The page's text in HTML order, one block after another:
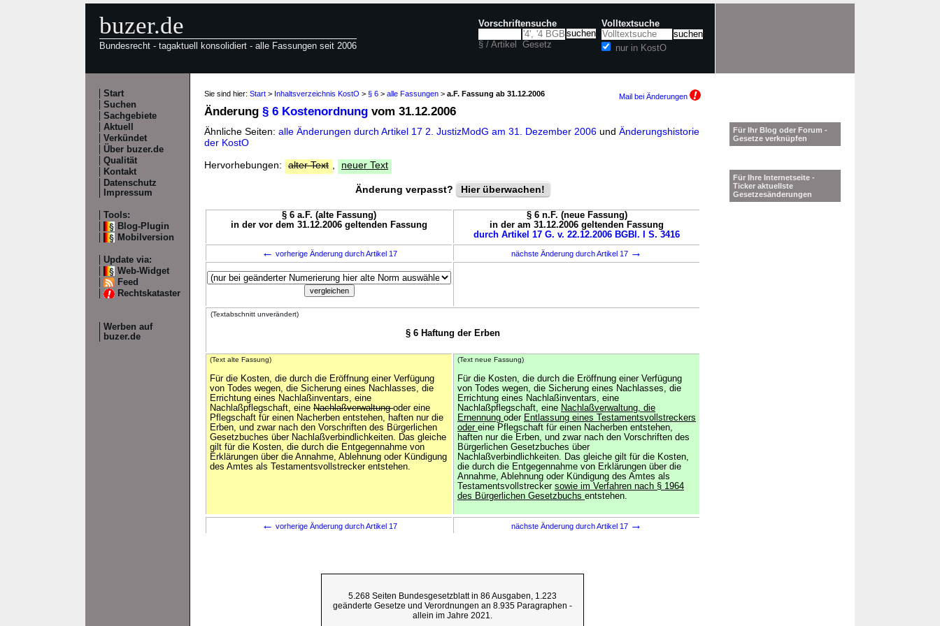
buzer.de
Bundesrecht - tagaktuell konsolidiert - alle Fassungen seit 2006
Vorschriftensuche
§ / Artikel Gesetz
Volltextsuche
nur in KostO
Start
Suchen
Sachgebiete
Aktuell
Verkündet
Über buzer.de
Qualität
Kontakt
Datenschutz
Impressum
Tools:
Blog-Plugin
Mobilversion
Update via:
Web-Widget
Feed
Rechtskataster
Werben auf
buzer.de
Sie sind hier: Start > Inhaltsverzeichnis KostO > § 6 > alle Fassungen > a.F. Fassung ab 31.12.2006 Mail bei Änderungen
Änderung § 6 Kostenordnung vom 31.12.2006
Ähnliche Seiten: alle Änderungen durch Artikel 17 2. JustizModG am 31. Dezember 2006 und Änderungshistorie
der KostO
Hervorhebungen:
alter Text neuer Text
Änderung verpasst? Hier überwachen!
§ 6 a.F. (alte Fassung)
in der vor dem 31.12.2006 geltenden Fassung
§ 6 n.F. (neue Fassung)
in der am 31.12.2006 geltenden Fassung
durch Artikel 17 G. v. 22.12.2006 BGBl. I S. 3416
← vorherige Änderung durch Artikel 17 nächste Änderung durch Artikel 17 →
(Textabschnitt unverändert)
§ 6 Haftung der Erben
(Text alte Fassung)
Für die Kosten, die durch die Eröffnung einer Verfügung
von Todes wegen, die Sicherung eines Nachlasses, die
Errichtung eines Nachlaßinventars, eine
Nachlaßpflegschaft, eine Nachlaßverwaltungoder eine
Pflegschaft für einen Nacherben entstehen, haften nur die
Erben, und zwar nach den Vorschriften des Bürgerlichen
Gesetzbuches über Nachlaßverbindlichkeiten. Das gleiche
gilt für die Kosten, die durch die Entgegennahme von
Erklärungen über die Annahme, Ablehnung oder Kündigung
des Amtes als Testamentsvollstrecker entstehen.
(Text neue Fassung)
Für die Kosten, die durch die Eröffnung einer Verfügung
von Todes wegen, die Sicherung eines Nachlasses, die
Errichtung eines Nachlaßinventars, eine
Nachlaßpflegschaft, eine Nachlaßverwaltung, die
Ernennung oder Entlassung eines Testamentsvollstreckers
oder eine Pflegschaft für einen Nacherben entstehen,
haften nur die Erben, und zwar nach den Vorschriften des
Bürgerlichen Gesetzbuches über
Nachlaßverbindlichkeiten. Das gleiche gilt für die Kosten,
die durch die Entgegennahme von Erklärungen über die
Annahme, Ablehnung oder Kündigung des Amtes als
Testamentsvollstrecker sowie im Verfahren nach § 1964
des Bürgerlichen Gesetzbuchs entstehen.
← vorherige Änderung durch Artikel 17 nächste Änderung durch Artikel 17 →
5.268 Seiten Bundesgesetzblatt in 86 Ausgaben, 1.223
geänderte Gesetze und Verordnungen an 8.935 Paragraphen -
allein im Jahre 2021.
Für Ihr Blog oder Forum -
Gesetze verknüpfen
Für Ihre Internetseite -
Ticker aktuellste
Gesetzesänderungen